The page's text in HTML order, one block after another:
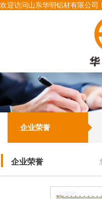
欢迎访问山东华明铝材有限公司！
企业荣誉
企业荣誉